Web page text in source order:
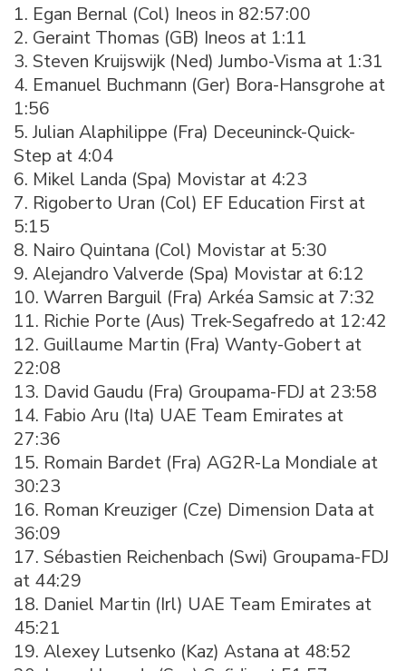
1. Egan Bernal (Col) Ineos in 82:57:00
2. Geraint Thomas (GB) Ineos at 1:11
3. Steven Kruijswijk (Ned) Jumbo-Visma at 1:31
4. Emanuel Buchmann (Ger) Bora-Hansgrohe at
1:56
5. Julian Alaphilippe (Fra) Deceuninck-Quick-
Step at 4:04
6. Mikel Landa (Spa) Movistar at 4:23
7. Rigoberto Uran (Col) EF Education First at
5:15
8. Nairo Quintana (Col) Movistar at 5:30
9. Alejandro Valverde (Spa) Movistar at 6:12
10. Warren Barguil (Fra) Arkéa Samsic at 7:32
11. Richie Porte (Aus) Trek-Segafredo at 12:42
12. Guillaume Martin (Fra) Wanty-Gobert at
22:08
13. David Gaudu (Fra) Groupama-FDJ at 23:58
14. Fabio Aru (Ita) UAE Team Emirates at
27:36
15. Romain Bardet (Fra) AG2R-La Mondiale at
30:23
16. Roman Kreuziger (Cze) Dimension Data at
36:09
17. Sébastien Reichenbach (Swi) Groupama-FDJ
at 44:29
18. Daniel Martin (Irl) UAE Team Emirates at
45:21
19. Alexey Lutsenko (Kaz) Astana at 48:52